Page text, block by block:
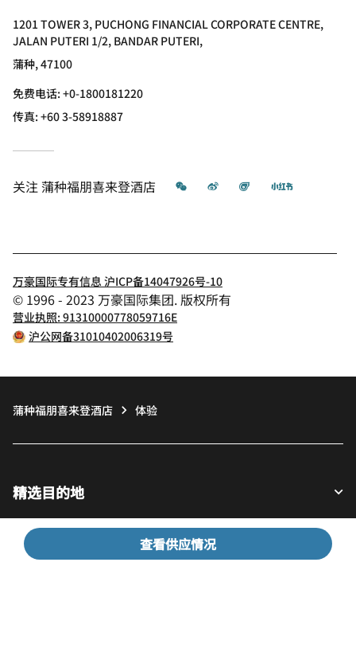
查看供应情况
1201 TOWER 3, PUCHONG FINANCIAL CORPORATE CENTRE,
JALAN PUTERI 1/2, BANDAR PUTERI,
蒲种, 47100
免费电话:+0-1800181220
传真:+60 3-58918887
关注 蒲种福朋喜来登酒店 微信 微博 飞猪 小红书
万豪国际专有信息 沪ICP备14047926号-10
© 1996 - 2023 万豪国际集团. 版权所有
营业执照: 91310000778059716E
沪公网备31010402006319号
蒲种福朋喜来登酒店 体验
精选目的地
宾客适用